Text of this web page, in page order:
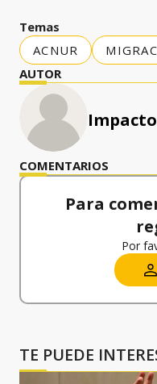
Temas
ACNUR
AUTOR
COMENTARIOS
Para
Por
TE PUEDE